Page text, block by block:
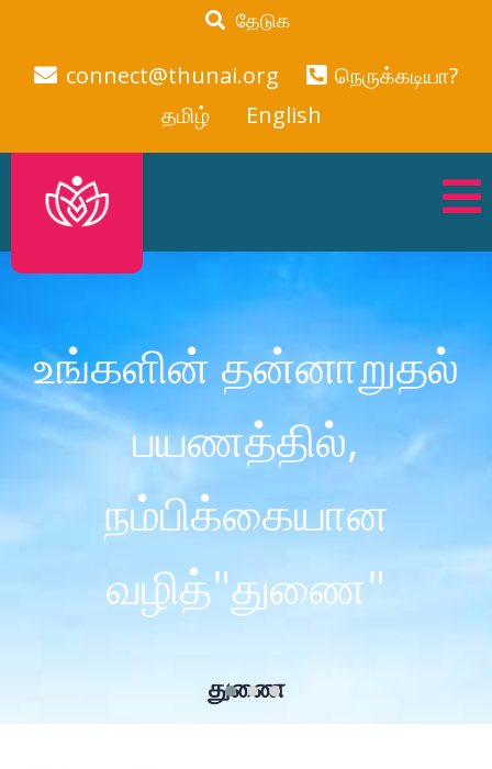
தேடுக
connect@thunai.org
நெருக்கடியா?
தமிழ்
English
உங்களின் தன்னாறுதல்
பயணத்தில்,
நம்பிக்கையான
வழித்"துணை"
துணை